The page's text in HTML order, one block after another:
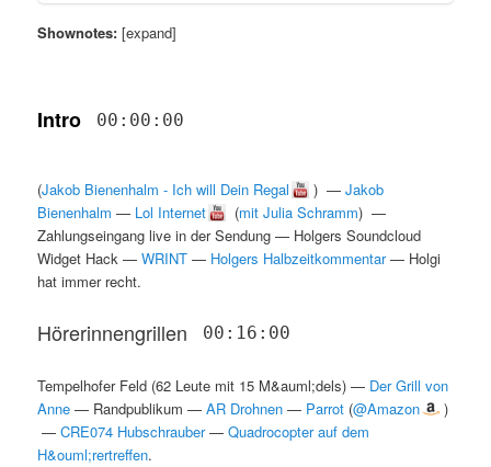
g
n
i
g
n
Shownotes:[expand]
Intro 00:00:00
(Jakob Bienenhalm - Ich will Dein Regal ) —Jakob
Bienenhalm — Lol Internet (mit Julia Schramm) —
Zahlungseingang live in der Sendung — Holgers Soundcloud
Widget Hack —WRINT — Holgers Halbzeitkommentar— Holgi
hat immer recht.
Hörerinnengrillen 00:16:00
Tempelhofer Feld (62 Leute mit 15 M&auml;dels) — Der Grill von
Anne — Randpublikum —AR Drohnen — Parrot (@Amazon
)
—CRE074 Hubschrauber—Quadrocopter auf dem
H&ouml;rertreffen.